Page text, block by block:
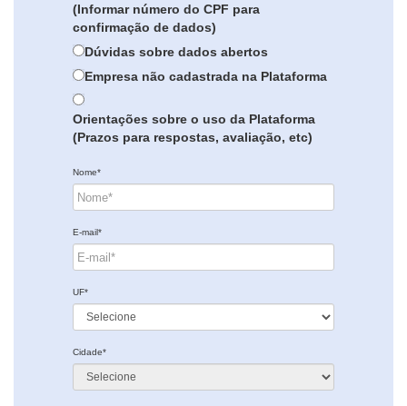
(Informar número do CPF para
confirmação de dados)
Dúvidas sobre dados abertos
Empresa não cadastrada na Plataforma
Orientações sobre o uso da Plataforma
(Prazos para respostas, avaliação, etc)
Nome*
E-mail*
UF*
Cidade*